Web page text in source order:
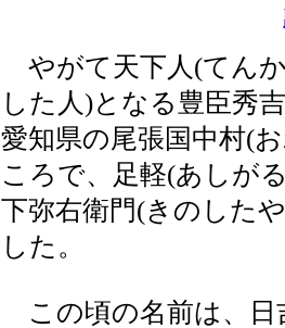
やがて天下人(てん
した人)となる豊臣秀
愛知県の尾張国中村(
ころで、足軽(あしが
下弥右衛門(きのした
した。
この頃の名前は、日